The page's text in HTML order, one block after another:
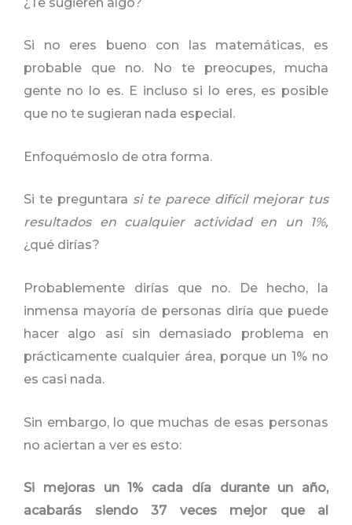
Si no eres bueno con las matemáticas, es
probable que no. No te preocupes, mucha
gente no lo es. E incluso si lo eres, es posible
que no te sugieran nada especial.
Enfoquémoslo de otra forma.
Si te preguntara si te parece difícil mejorar tus
resultados en cualquier actividad en un 1%,
¿qué dirías?
Probablemente dirías que no. De hecho, la
inmensa mayoría de personas diría que puede
hacer algo así sin demasiado problema en
prácticamente cualquier área, porque un 1% no
es casi nada.
Sin embargo, lo que muchas de esas personas
no aciertan a ver es esto:
Si mejoras un 1% cada día durante un año,
acabarás siendo 37 veces mejor que al